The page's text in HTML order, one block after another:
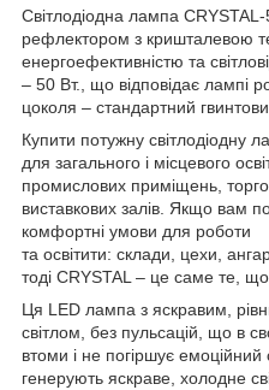
Світлодіодна лампа
рефлектором з кришталевою
енергоефективністю та
– 50 Вт., що відповідає лампі
цоколя – стандартний
Купити потужну світлодіодну
для загального і місцевого
промислових приміщень,
виставкових залів. Якщо вам
комфортні умови для роботи
та освітити: склади, цехи,
тоді CRYSTAL – це саме те,
Ця LED лампа з яскравим,
світлом, без пульсацій, що в
втоми і не погіршує емоційний
генерують яскраве, холодне